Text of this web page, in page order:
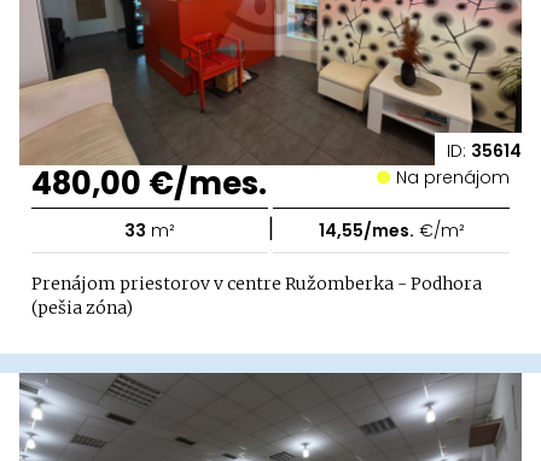
ID: 35614
480,00 €/mes. Na prenájom
33 m² | 14,55/mes. €/m²
Prenájom priestorov v centre Ružomberka - Podhora
(pešia zóna)